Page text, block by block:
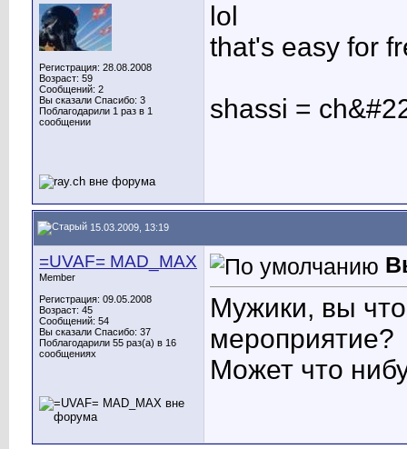
Регистрация: 28.08.2008
Возраст: 59
Сообщений: 2
Вы сказали Спасибо: 3
Поблагодарили 1 раз в 1
сообщении
lol
that's easy for
shassi =
15.03.2009, 13:19
=UVAF= MAD_MAX
Member
Регистрация: 09.05.2008
Возраст: 45
Сообщений: 54
Вы сказали Спасибо: 37
Поблагодарили 55 раз(а) в 16
сообщениях
Мужики, вы
мероприятие?
Может что